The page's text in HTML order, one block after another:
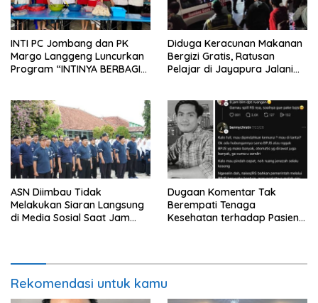
INTI PC Jombang dan PK
Margo Langgeng Luncurkan
Program “INTINYA BERBAGI”,
Diduga Keracunan Makanan
Bergizi Gratis, Ratusan
Pelajar di Jayapura Jalani
ASN Diimbau Tidak
Melakukan Siaran Langsung
di Media Sosial Saat Jam
Dugaan Komentar Tak
Berempati Tenaga
Kesehatan terhadap Pasien
Rekomendasi untuk kamu